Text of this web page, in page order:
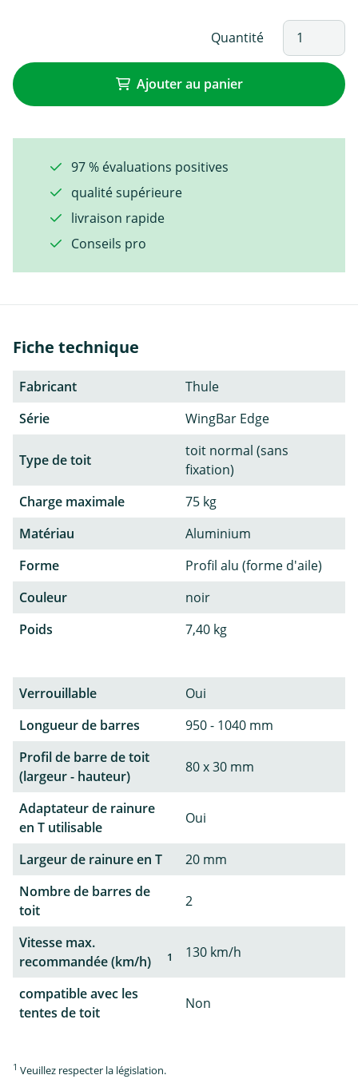
Quantité
Ajouter au panier
97 % évaluations positives
qualité supérieure
livraison rapide
Conseils pro
Fiche technique
Fabricant
Thule
Série
WingBar Edge
Type de toit
toit normal (sans
fixation)
Charge maximale
75 kg
Matériau
Aluminium
Forme
Profil alu (forme d'aile)
Couleur
noir
Poids
7,40 kg
Verrouillable
Oui
Longueur de barres
950 - 1040 mm
Profil de barre de toit
(largeur - hauteur)
80 x 30 mm
Adaptateur de rainure
en T utilisable
Oui
Largeur de rainure en T
20 mm
Nombre de barres de
toit
2
Vitesse max.
recommandée (km/h)
1 130 km/h
compatible avec les
tentes de toit
Non
1 Veuillez respecter la législation.